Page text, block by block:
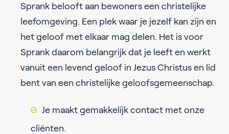
Sprank belooft aan bewoners een christelijke
leefomgeving. Een plek waar je jezelf kan zijn en
het geloof met elkaar mag delen. Het is voor
Sprank daarom belangrijk dat je leeft en werkt
vanuit een levend geloof in Jezus Christus en lid
bent van een christelijke geloofsgemeenschap.
Je maakt gemakkelijk contact met onze
cliënten.